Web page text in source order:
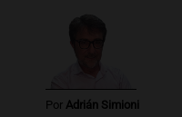
Por Adrián Simioni